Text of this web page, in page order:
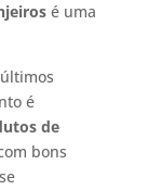
é uma
é
de
bons